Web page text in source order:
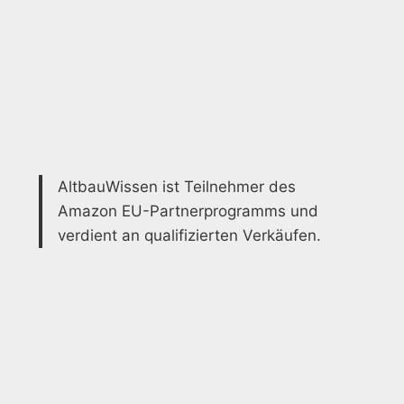
AltbauWissen ist Teilnehmer des
Amazon EU-Partnerprogramms und
verdient an qualifizierten Verkäufen.